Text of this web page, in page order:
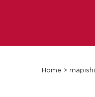
Home > mapishi